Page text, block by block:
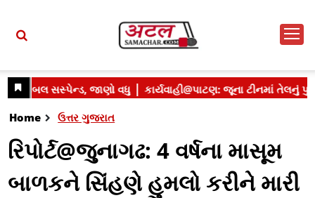
Home ઉત્તર ગુજરાત
રિપોર્ટ@જુનાગઢ: 4 વર્ષના માસૂમ
બાળકને સિંહણે હુમલો કરીને મારી